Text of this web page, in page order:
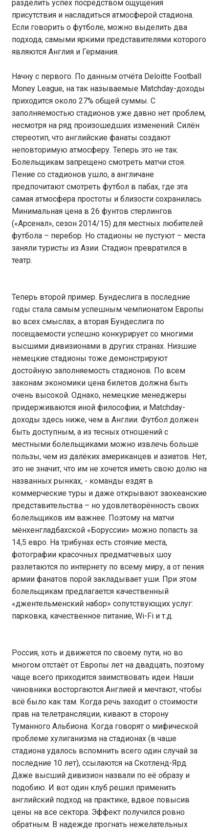
разделить успех посредством ощущения
присутствия и насладиться атмосферой стадиона.
Если говорить о футболе, можно выделить два
подхода, самыми яркими представителями которого
являются Англия и Германия.
Начну с первого. По данным отчёта Deloitte Football
Money League, на так называемые Matchday-доходы
приходится около 27% общей суммы. С
заполняемостью стадионов уже давно нет проблем,
несмотря на ряд произошедших изменений. Силён
стереотип, что английские фанаты создают
неповторимую атмосферу. Теперь это не так.
Болельщикам запрещено смотреть матчи стоя.
Пение со стадионов ушло, а англичане
предпочитают смотреть футбол в пабах, где эта
самая атмосфера простоты и близости сохранилась.
Минимальная цена в 26 фунтов стерлингов
(«Арсенал», сезон 2014/15) для местных любителей
футбола – перебор. Но стадионы не пустуют – места
заняли туристы из Азии. Стадион превратился в
театр.
Теперь второй пример. Бундеслига в последние
годы стала самым успешным чемпионатом Европы
во всех смыслах, а вторая Бундеслига по
посещаемости успешно конкурирует со многими
высшими дивизионами в других странах. Низшие
немецкие стадионы тоже демонстрируют
достойную заполняемость стадионов. По всем
законам экономики цена билетов должна быть
очень высокой. Однако, немецкие менеджеры
придерживаются иной философии, и Matchday-
доходы здесь ниже, чем в Англии. Футбол должен
быть доступным, а из тесных отношений с
местными болельщиками можно извлечь больше
пользы, чем из далёких американцев и азиатов. Нет,
это не значит, что им не хочется иметь свою долю на
названных рынках, - команды ездят в
коммерческие туры и даже открывают заокеанские
представительства – но удовлетворённость своих
болельщиков им важнее. Поэтому на матчи
мёнхенгладбахской «Боруссии» можно попасть за
14,5 евро. На трибунах есть стоячие места,
фотографии красочных предматчевых шоу
разлетаются по интернету по всему миру, а от пения
армии фанатов порой закладывает уши. При этом
болельщикам предлагается качественный
«джентельменский набор» сопутствующих услуг:
парковка, качественное питание, Wi-Fi и т.д.
Россия, хоть и движется по своему пути, но во
многом отстаёт от Европы лет на двадцать, поэтому
чаще всего приходится заимствовать идеи. Наши
чиновники восторгаются Англией и мечтают, чтобы
всё было как там. Когда речь заходит о стоимости
прав на телетрансляции, кивают в сторону
Туманного Альбиона. Когда говорят о мифической
проблеме хулиганизма на стадионах (в чаше
стадиона удалось вспомнить всего один случай за
последние 10 лет), ссылаются на Скотленд-Ярд.
Даже высший дивизион назвали по её образу и
подобию. И вот один клуб решил применить
английский подход на практике, вдвое повысив
цены на все сектора. Эффект получился ровно
обратным. В надежде прогнать нежелательных